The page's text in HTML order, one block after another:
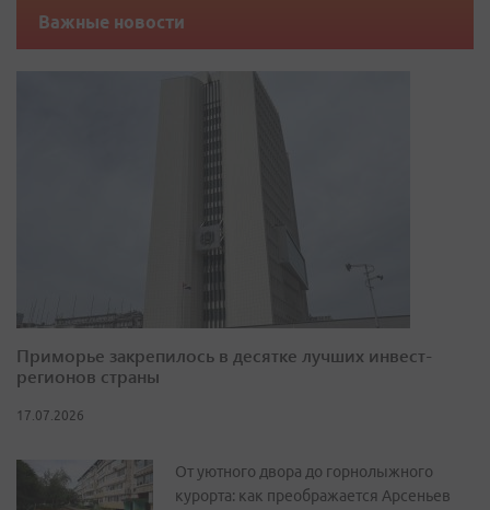
Важные новости
Приморье закрепилось в десятке лучших инвест-
регионов страны
17.07.2026
От уютного двора до горнолыжного
курорта: как преображается Арсеньев